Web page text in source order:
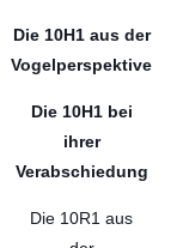
Die 10H1 aus der
Vogelperspektive
Die 10H1 bei
ihrer
Verabschiedung
Die 10R1 aus